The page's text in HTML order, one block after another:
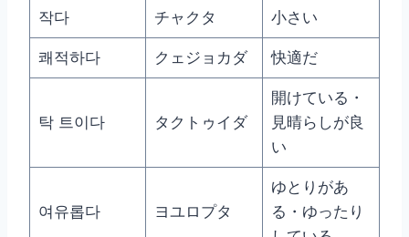
작다 チャクタ 小さい
쾌적하다 クェジョカダ 快適だ
탁 트이다 タクトゥイダ
開けている・
見晴らしが良
い
여유롭다 ヨユロプタ
ゆとりがあ
る・ゆったり